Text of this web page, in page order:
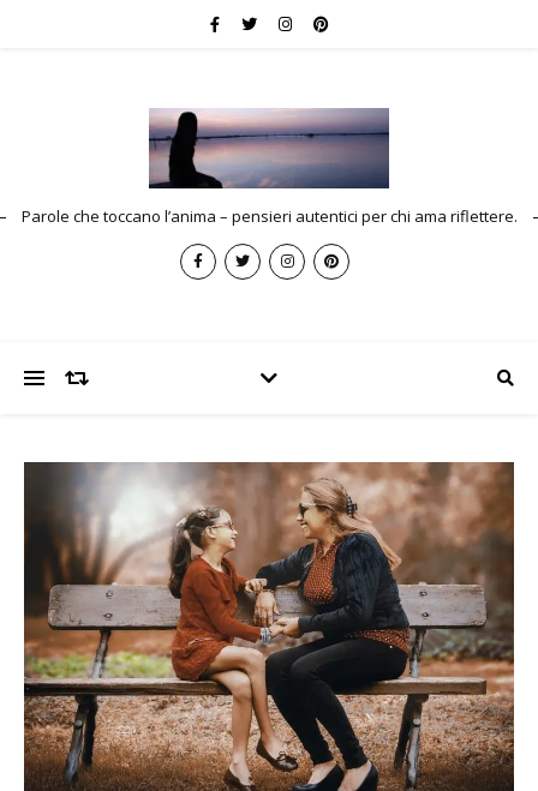
Parole che toccano l’anima – pensieri autentici per chi ama riflettere.